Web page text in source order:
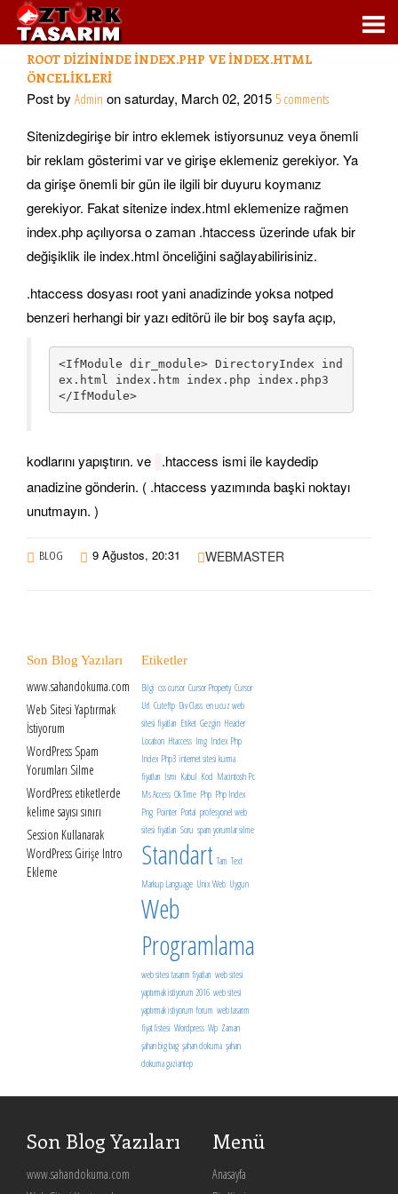
ROOT DIZININDE INDEX.PHP VE INDEX.HTML
ÖNCELIKLERI
Post by Admin on saturday, March 02, 2015 5 comments
Sitenizdegirişe bir intro eklemek istiyorsunuz veya önemli
bir reklam gösterimi var ve girişe eklemeniz gerekiyor. Ya
da girişe önemli bir gün ile ilgili bir duyuru koymanız
gerekiyor. Fakat sitenize index.html eklemenize rağmen
index.php açılıyorsa o zaman .htaccess üzerinde ufak bir
değişiklik ile index.html önceliğini sağlayabilirisiniz.
.htaccess dosyası root yani anadizinde yoksa notped
benzeri herhangi bir yazı editörü ile bir boş sayfa açıp,
<IfModule dir_module> DirectoryIndex ind
ex.html index.htm index.php index.php3
</IfModule>
kodlarını yapıştırın. ve
.htaccess ismi ile kaydedip
anadizine gönderin. ( .htaccess yazımında başki noktayı
unutmayın. )
BLOG 9 Ağustos, 20:31 WEBMASTER
Son Blog Yazıları
www.sahandokuma.com
Web Sitesi Yaptırmak
İstiyorum
WordPress Spam
Yorumları Silme
WordPress etiketlerde
kelime sayısı sınırı
Session Kullanarak
WordPress Girişe Intro
Ekleme
Etiketler
Bilgi css cursor Cursor Property Cursor
Url Cuteftp Div Class en ucuz web
sitesi fiyatları Etiket Gezgin Header
Location Htaccess Img Index Php
Index Php3 internet sitesi kurma
fiyatları Ismi Kabul Kod Macintosh Pc
Ms Access Ok Time Php Php Index
Png Pointer Portal profesyonel web
sitesi fiyatları Soru spam yorumlar silme
Standart Tam Text
Markup Language Unix Web Uygun
Web
Programlama
web sitesi tasarım fiyatları web sitesi
yaptırmak istiyorum 2016 web sitesi
yaptırmak istiyorum forum web tasarım
fiyat listesi Wordpress Wp Zaman
şahan big bag şahan dokuma şahan
dokuma gaziantep
Son Blog Yazıları
www.sahandokuma.com
Menü
Anasayfa